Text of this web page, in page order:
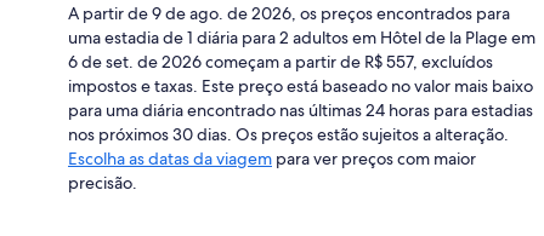
A partir de 9 de ago. de 2026, os preços encontrados para
uma estadia de 1 diária para 2 adultos em Hôtel de la Plage em
6 de set. de 2026 começam a partir de R$ 557, excluídos
impostos e taxas. Este preço está baseado no valor mais baixo
para uma diária encontrado nas últimas 24 horas para estadias
nos próximos 30 dias. Os preços estão sujeitos a alteração.
Escolha as datas da viagem para ver preços com maior
precisão.